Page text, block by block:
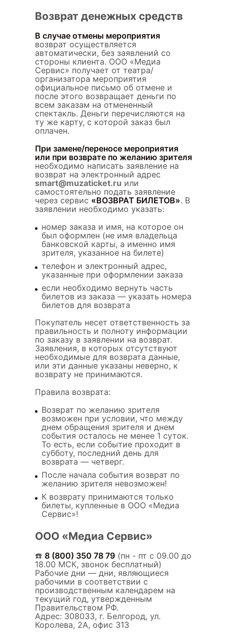
Возврат денежных средств
В случае отмены мероприятия
возврат осуществляется
автоматически, без заявлений со
стороны клиента. ООО «Медиа
Сервис» получает от театра/
организатора мероприятия
официальное письмо об отмене и
после этого возвращает деньги по
всем заказам на отмененный
спектакль. Деньги перечисляются на
ту же карту, с которой заказ был
оплачен.
При замене/переносе мероприятия
или при возврате по желанию зрителя
необходимо написать заявление на
возврат на электронный адрес
smart@muzaticket.ru или
самостоятельно подать заявление
через сервис «ВОЗВРАТ БИЛЕТОВ». В
заявлении необходимо указать:
номер заказа и имя, на которое он
был оформлен (не имя владельца
банковской карты, а именно имя
зрителя, указанное на билете)
телефон и электронный адрес,
указанные при оформлении заказа
если необходимо вернуть часть
билетов из заказа — указать номера
билетов для возврата
Покупатель несет ответственность за
правильность и полноту информации
по заказу в заявлении на возврат.
Заявления, в которых отсутствуют
необходимые для возврата данные,
или эти данные указаны неверно, к
возврату не принимаются.
Правила возврата:
Возврат по желанию зрителя
возможен при условии, что между
днем обращения зрителя и днем
события осталось не менее 1 суток.
То есть, если событие проходит в
субботу, последний день для
возврата — четверг.
После начала события возврат по
желанию зрителя невозможен!
К возврату принимаются только
билеты, купленные в ООО «Медиа
Сервис»!
ООО «Медиа Сервис»
☎️ 8 (800) 350 78 79 (пн - пт с 09.00 до
18.00 МСК, звонок бесплатный)
Рабочие дни — дни, являющиеся
рабочими в соответствии с
производственным календарем на
текущий год, утвержденным
Правительством РФ.
Адрес: 308033, г. Белгород, ул.
Королева, 2А, офис 313